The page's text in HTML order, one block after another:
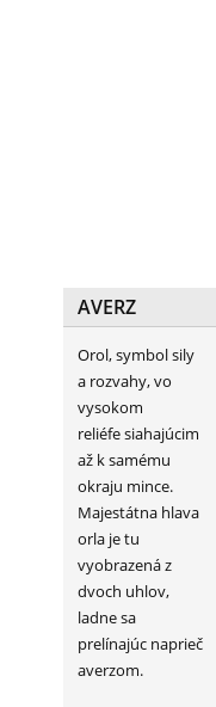
AVERZ
Orol,symbol sily
a rozvahy,vo
vysokom
reliéfesiahajúcim
až ksamému
okraju mince.
Majestátna hlava
orla jetu
vyobrazenáz
dvoch uhlov,
ladnesa
prelínajúc naprieč
averzom.